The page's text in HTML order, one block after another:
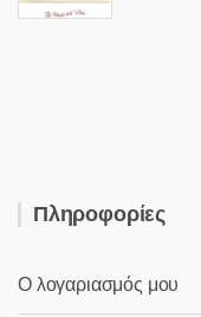
Πληροφορίες
Ο λογαριασμός μου